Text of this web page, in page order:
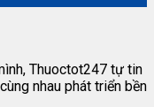
Thuoctot247 tự tin
nhau phát triển bền